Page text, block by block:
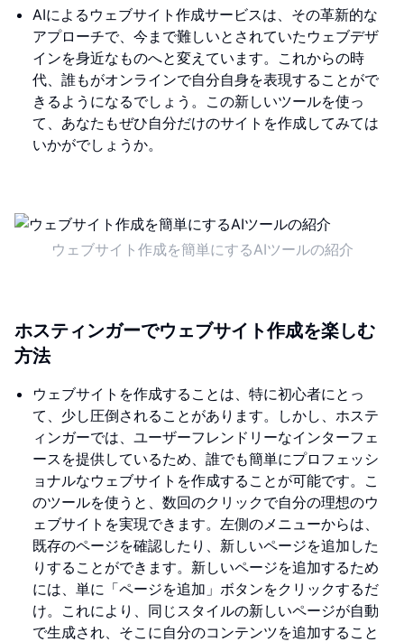
AIによるウェブサイト作成サービスは、その革新的な
アプローチで、今まで難しいとされていたウェブデザ
インを身近なものへと変えています。これからの時
代、誰もがオンラインで自分自身を表現することがで
きるようになるでしょう。この新しいツールを使っ
て、あなたもぜひ自分だけのサイトを作成してみては
いかがでしょうか。
ウェブサイト作成を簡単にするAIツールの紹介
ホスティンガーでウェブサイト作成を楽しむ
方法
ウェブサイトを作成することは、特に初心者にとっ
て、少し圧倒されることがあります。しかし、ホステ
ィンガーでは、ユーザーフレンドリーなインターフェ
ースを提供しているため、誰でも簡単にプロフェッシ
ョナルなウェブサイトを作成することが可能です。こ
のツールを使うと、数回のクリックで自分の理想のウ
ェブサイトを実現できます。左側のメニューからは、
既存のページを確認したり、新しいページを追加した
りすることができます。新しいページを追加するため
には、単に「ページを追加」ボタンをクリックするだ
け。これにより、同じスタイルの新しいページが自動
で生成され、そこに自分のコンテンツを追加すること